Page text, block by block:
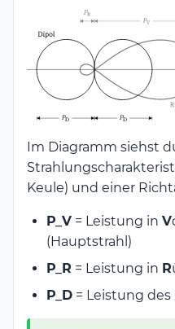
Im Diagramm siehst
Keule) und einer
P_V = Leistung in V
(Hauptstrahl)
P_R = Leistung in R
P_D = Leistung des